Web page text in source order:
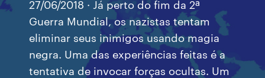
27/06/2018 · Já perto do fim da 2ª
Guerra Mundial, os nazistas tentam
eliminar seus inimigos usando magia
negra. Uma das experiências feitas é a
tentativa de invocar forças ocultas. Um